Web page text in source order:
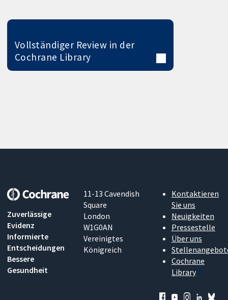
Vollständiger Review in der
Cochrane Library
Zuverlässige
Evidenz
Informierte
Entscheidungen
Bessere
Gesundheit
11-13 Cavendish
Square
London
W1G0AN
Vereinigtes
Königreich
Kontaktieren
Sie uns
Neuigkeiten
Pressestelle
Über uns
Cochrane
Library